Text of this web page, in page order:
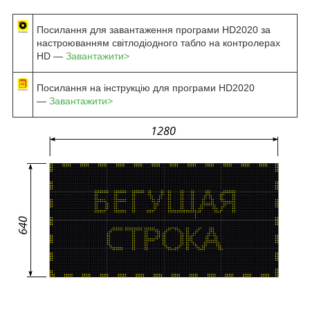
Посилання для завантаження програми HD2020 за
настроюванням світлодіодного табло на контролерах
HD — Завантажити>
Посилання на інструкцію для програми HD2020
— Завантажити>